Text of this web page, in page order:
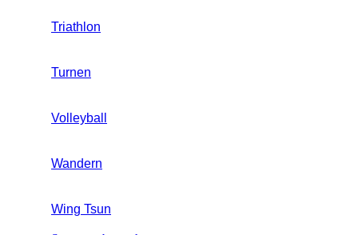
Triathlon
Turnen
Volleyball
Wandern
Wing Tsun